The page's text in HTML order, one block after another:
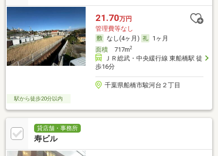
21.70万円
管理費等なし
なし(4ヶ月)
1ヶ月
面積717m2
ＪＲ総武・中央緩行線 東船橋駅 徒
歩16分
千葉県船橋市駿河台２丁目
駅から徒歩20分以内
貸店舗・事務所
寿ビル